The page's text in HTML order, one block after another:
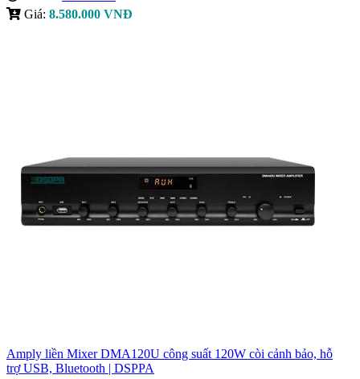
Giá: 8.580.000 VNĐ
Amply liền Mixer DMA120U công suất 120W còi cảnh bảo, hỗ
trợ USB, Bluetooth | DSPPA